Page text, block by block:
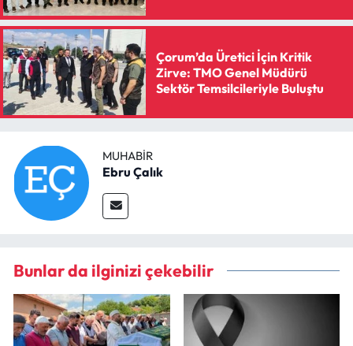
Çorum’da Üretici İçin Kritik
Zirve: TMO Genel Müdürü
Sektör Temsilcileriyle Buluştu
MUHABIR
Ebru Çalık
Bunlar da ilginizi çekebilir